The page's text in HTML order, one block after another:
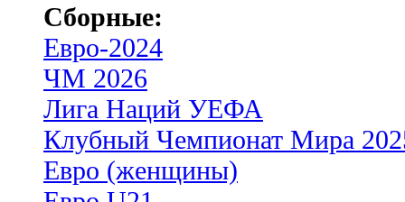
Сборные:
Евро-2024
ЧМ 2026
Лига Наций УЕФА
Клубный Чемпионат Мира
Евро (женщины)